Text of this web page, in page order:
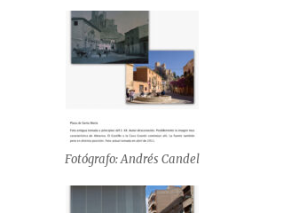
Fotógrafo: Andrés Candel